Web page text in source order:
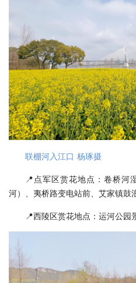
联棚河入江口 杨琢摄
📍点军区赏花地点：卷桥河
河）、夷桥路变电站前、艾家镇鼓
📍西陵区赏花地点：运河公园